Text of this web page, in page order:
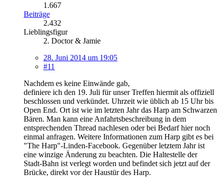
1.667
Beiträge
2.432
Lieblingsfigur
2. Doctor & Jamie
28. Juni 2014 um 19:05
#11
Nachdem es keine Einwände gab,
definiere ich den 19. Juli für unser Treffen hiermit als offiziell
beschlossen und verkündet. Uhrzeit wie üblich ab 15 Uhr bis
Open End. Ort ist wie im letzten Jahr das Harp am Schwarzen
Bären. Man kann eine Anfahrtsbeschreibung in dem
entsprechenden Thread nachlesen oder bei Bedarf hier noch
einmal anfragen. Weitere Informationen zum Harp gibt es bei
"The Harp"-Linden-Facebook. Gegenüber letztem Jahr ist
eine winzige Änderung zu beachten. Die Haltestelle der
Stadt-Bahn ist verlegt worden und befindet sich jetzt auf der
Brücke, direkt vor der Haustür des Harp.